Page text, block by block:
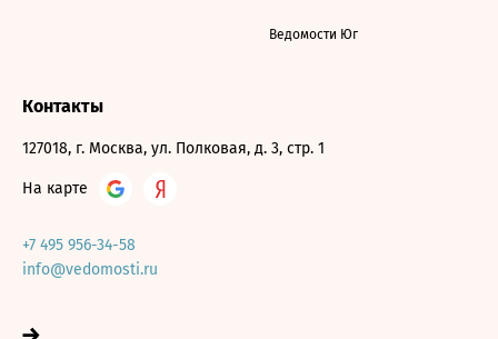
Ведомости Юг
Контакты
127018, г. Москва, ул. Полковая, д. 3, стр. 1
На карте
+7 495 956-34-58
info@vedomosti.ru